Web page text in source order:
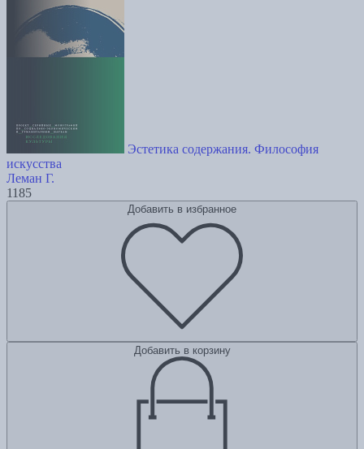
Эстетика содержания. Философия
искусства
Леман Г.
1185
Добавить в избранное
Добавить в корзину